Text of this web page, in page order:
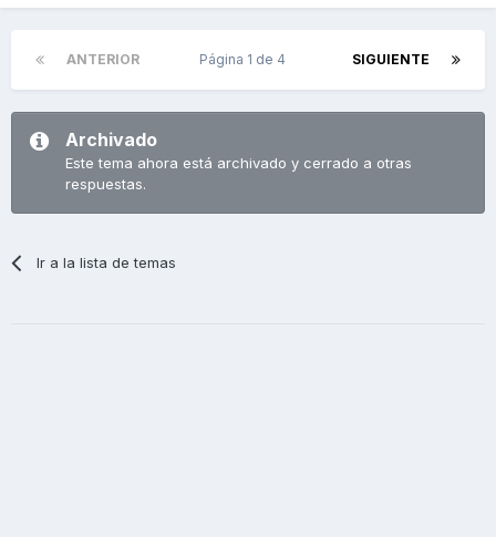
ANTERIOR SIGUIENTE
Página 1 de 4
Archivado
Este tema ahora está archivado y cerrado a otras
respuestas.
Ir a la lista de temas